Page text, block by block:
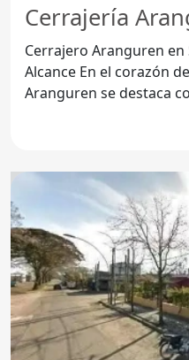
Cerrajería
Cerrajero Aranguren en
Alcance En el corazón de Salto, Cerrajero
Aranguren se destaca